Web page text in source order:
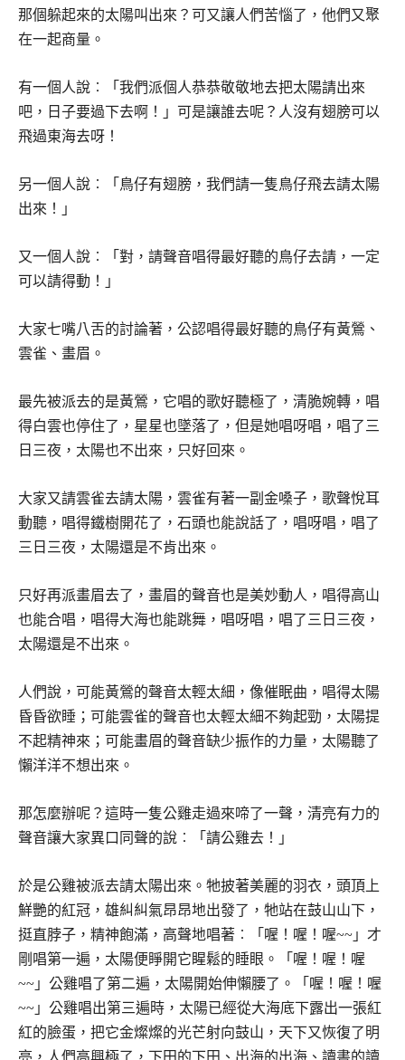
那個躲起來的太陽叫出來？可又讓人們苦惱了，他們又聚
在一起商量。
有一個人說︰「我們派個人恭恭敬敬地去把太陽請出來
吧，日子要過下去啊！」可是讓誰去呢？人沒有翅膀可以
飛過東海去呀！
另一個人說︰「鳥仔有翅膀，我們請一隻鳥仔飛去請太陽
出來！」
又一個人說︰「對，請聲音唱得最好聽的鳥仔去請，一定
可以請得動！」
大家七嘴八舌的討論著，公認唱得最好聽的鳥仔有黃鶯、
雲雀、畫眉。
最先被派去的是黃鶯，它唱的歌好聽極了，清脆婉轉，唱
得白雲也停住了，星星也墜落了，但是她唱呀唱，唱了三
日三夜，太陽也不出來，只好回來。
大家又請雲雀去請太陽，雲雀有著一副金嗓子，歌聲悅耳
動聽，唱得鐵樹開花了，石頭也能說話了，唱呀唱，唱了
三日三夜，太陽還是不肯出來。
只好再派畫眉去了，畫眉的聲音也是美妙動人，唱得高山
也能合唱，唱得大海也能跳舞，唱呀唱，唱了三日三夜，
太陽還是不出來。
人們說，可能黃鶯的聲音太輕太細，像催眠曲，唱得太陽
昏昏欲睡；可能雲雀的聲音也太輕太細不夠起勁，太陽提
不起精神來；可能畫眉的聲音缺少振作的力量，太陽聽了
懶洋洋不想出來。
那怎麼辦呢？這時一隻公雞走過來啼了一聲，清亮有力的
聲音讓大家異口同聲的說︰「請公雞去！」
於是公雞被派去請太陽出來。牠披著美麗的羽衣，頭頂上
鮮艷的紅冠，雄糾糾氣昂昂地出發了，牠站在鼓山山下，
挺直脖子，精神飽滿，高聲地唱著︰「喔！喔！喔~~」才
剛唱第一遍，太陽便睜開它睲鬆的睡眼。「喔！喔！喔
~~」公雞唱了第二遍，太陽開始伸懶腰了。「喔！喔！喔
~~」公雞唱出第三遍時，太陽已經從大海底下露出一張紅
紅的臉蛋，把它金燦燦的光芒射向鼓山，天下又恢復了明